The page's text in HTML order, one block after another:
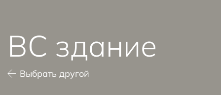
BC здание
Выбрать другой